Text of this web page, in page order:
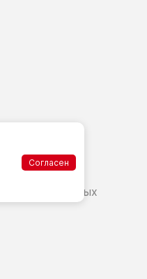
персональных
Согласен